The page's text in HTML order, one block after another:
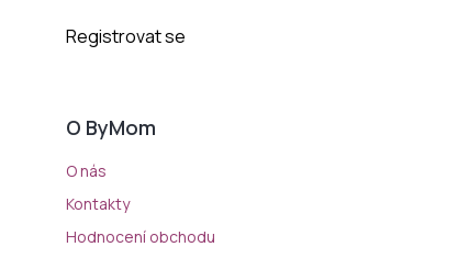
Registrovat se
O ByMom
O nás
Kontakty
Hodnocení obchodu